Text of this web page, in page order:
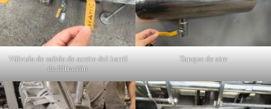
Válvula de salida de aceite del barril
de filtración
Tanque de aire